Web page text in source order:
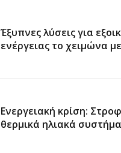
Έξυπνες λύσεις για
ενέργειας το χειμώνα με
Ενεργειακή κρίση:
θερμικά ηλιακά